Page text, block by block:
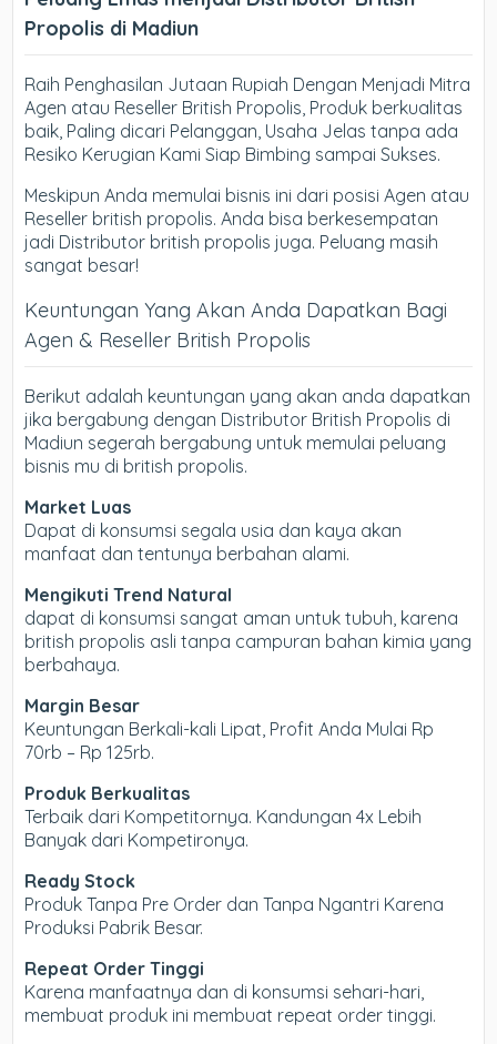
Propolis di Madiun
Raih Penghasilan Jutaan Rupiah Dengan Menjadi Mitra
Agen atau Reseller British Propolis, Produk berkualitas
baik, Paling dicari Pelanggan, Usaha Jelas tanpa ada
Resiko Kerugian Kami Siap Bimbing sampai Sukses.
Meskipun Anda memulai bisnis ini dari posisi Agen atau
Reseller british propolis. Anda bisa berkesempatan
jadi Distributor british propolis juga. Peluang masih
sangat besar!
Keuntungan Yang Akan Anda Dapatkan Bagi
Agen & Reseller British Propolis
Berikut adalah keuntungan yang akan anda dapatkan
jika bergabung dengan Distributor British Propolis di
Madiun segerah bergabung untuk memulai peluang
bisnis mu di british propolis.
Market Luas
Dapat di konsumsi segala usia dan kaya akan
manfaat dan tentunya berbahan alami.
Mengikuti Trend Natural
dapat di konsumsi sangat aman untuk tubuh, karena
british propolis asli tanpa campuran bahan kimia yang
berbahaya.
Margin Besar
Keuntungan Berkali-kali Lipat, Profit Anda Mulai Rp
70rb – Rp 125rb.
Produk Berkualitas
Terbaik dari Kompetitornya. Kandungan 4x Lebih
Banyak dari Kompetironya.
Ready Stock
Produk Tanpa Pre Order dan Tanpa Ngantri Karena
Produksi Pabrik Besar.
Repeat Order Tinggi
Karena manfaatnya dan di konsumsi sehari-hari,
membuat produk ini membuat repeat order tinggi.